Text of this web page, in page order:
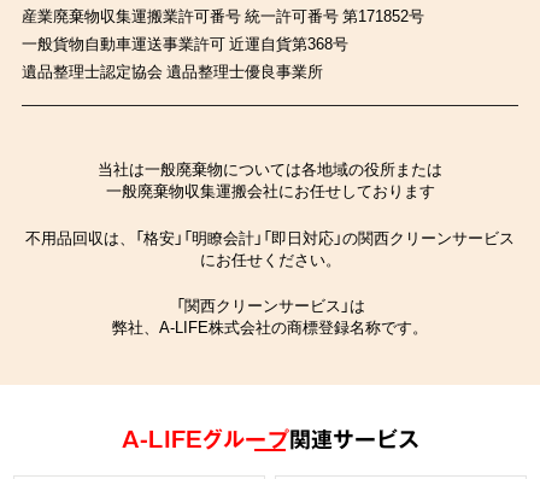
産業廃棄物収集運搬業許可番号 統一許可番号 第171852号
一般貨物自動車運送事業許可 近運自貨第368号
遺品整理士認定協会 遺品整理士優良事業所
当社は一般廃棄物については各地域の役所または
一般廃棄物収集運搬会社にお任せしております
不用品回収は、「格安」「明瞭会計」「即日対応」の関西クリーンサービス
にお任せください。
「関西クリーンサービス」は
弊社、A-LIFE株式会社の商標登録名称です。
A-LIFEグループ関連サービス